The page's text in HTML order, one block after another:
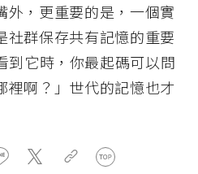
外，更重要的是，一個實
社群保存共有記憶的重要
到它時，你最起碼可以問
裡啊？」世代的記憶也才